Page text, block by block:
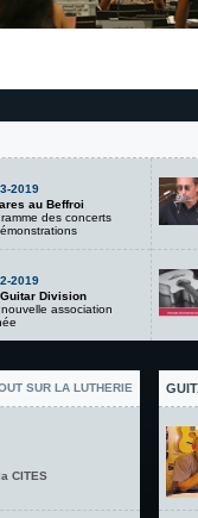
2019
au Beffroi
des concerts
2019
Division
association
SUR LA LUTHERIE
CITES